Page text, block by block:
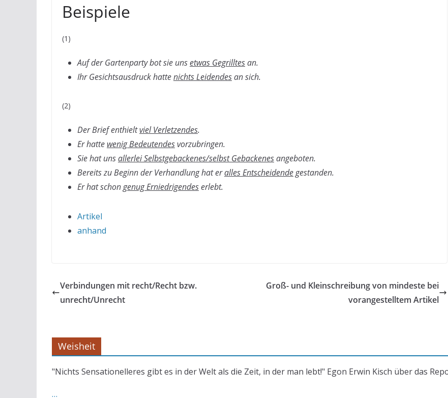
Beispiele
(1)
Auf der Gartenparty bot sie unsetwas Gegrilltesan.
Ihr Gesichtsausdruck hattenichts Leidendesan sich.
(2)
Der Brief enthieltviel Verletzendes.
Er hatte wenig Bedeutendesvorzubringen.
Sie hat unsallerlei Selbstgebackenes/selbst Gebackenesangeboten.
Bereits zu Beginn der Verhandlung hat eralles Entscheidendegestanden.
Er hat schongenug Erniedrigendeserlebt.
Artikel
anhand
Verbindungen mit recht/Recht bzw.
unrecht/Unrecht
Groß- und Kleinschreibung von mindeste bei
vorangestelltem Artikel
Weisheit
"Nichts Sensationelleres gibt es in der Welt als die Zeit, in der man lebt!" Egon Erwin Kisch über das
…